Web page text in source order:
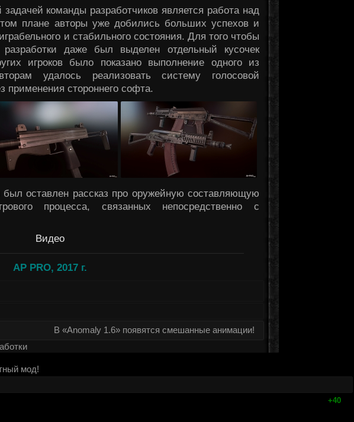
команды разработчиков является работа над
плане авторы уже добились больших успехов и
и стабильного состояния. Для того чтобы
даже был выделен отдельный кусочек
игроков было показано выполнение одного из
удалось реализовать систему голосовой
применения стороннего софта.
был оставлен рассказ про оружейную составляющую
процесса, связанных непосредственно с
Видео
AP PRO, 2017 г.
В «Anomaly 1.6» появятся смешанные анимации!
мод!
+40